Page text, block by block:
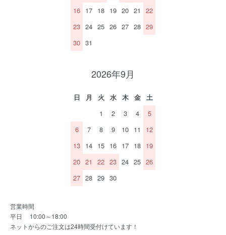
16 17 18 19 20 21
22
23 24 25 26 27 28 29
30 31
2026年9月
日 月 火 水 木 金
土
1
2 3 4
5
6
7 8 9 10 11
12
13 14 15 16 17 18 19
20 21 22 23 24 25 26
27 28 29 30
営業時間
平日 10:00～18:00
ネットからのご注文は24時間受付けています！